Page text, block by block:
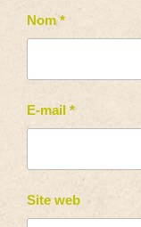
Nom *
E-mail *
Site web